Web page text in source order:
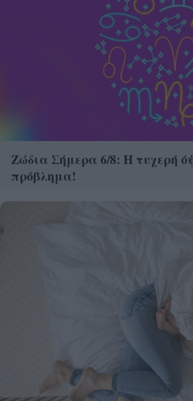
Ζώδια Σήμερα 6/8: Η τυχερή
πρόβλημα!